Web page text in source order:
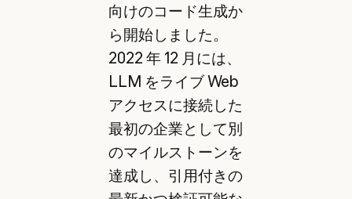
向けのコード生成か
ら開始しました。
2022 年 12 月には、
LLM をライブ Web
アクセスに接続した
最初の企業として別
のマイルストーンを
達成し、引用付きの